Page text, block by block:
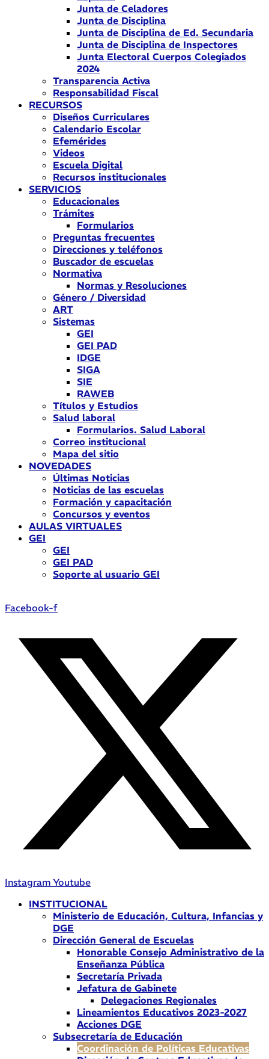
Junta de Celadores
Junta de Disciplina
Junta de Disciplina de Ed. Secundaria
Junta de Disciplina de Inspectores
Junta Electoral Cuerpos Colegiados
2024
Transparencia Activa
Responsabilidad Fiscal
RECURSOS
Diseños Curriculares
Calendario Escolar
Efemérides
Videos
Escuela Digital
Recursos institucionales
SERVICIOS
Educacionales
Trámites
Formularios
Preguntas frecuentes
Direcciones y teléfonos
Buscador de escuelas
Normativa
Normas y Resoluciones
Género / Diversidad
ART
Sistemas
GEI
GEI PAD
IDGE
SIGA
SIE
RAWEB
Títulos y Estudios
Salud laboral
Formularios. Salud Laboral
Correo institucional
Mapa del sitio
NOVEDADES
Últimas Noticias
Noticias de las escuelas
Formación y capacitación
Concursos y eventos
AULAS VIRTUALES
GEI
GEI
GEI PAD
Soporte al usuario GEI
Facebook-f
Instagram Youtube
INSTITUCIONAL
Ministerio de Educación, Cultura, Infancias y
DGE
Dirección General de Escuelas
Honorable Consejo Administrativo de la
Enseñanza Pública
Secretaría Privada
Jefatura de Gabinete
Delegaciones Regionales
Lineamientos Educativos 2023-2027
Acciones DGE
Subsecretaría de Educación
Coordinación de Políticas Educativas